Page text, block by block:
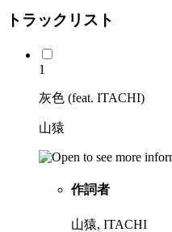
トラックリスト
1
灰色 (feat. ITACHI)
山猿
作詞者
山猿, ITACHI